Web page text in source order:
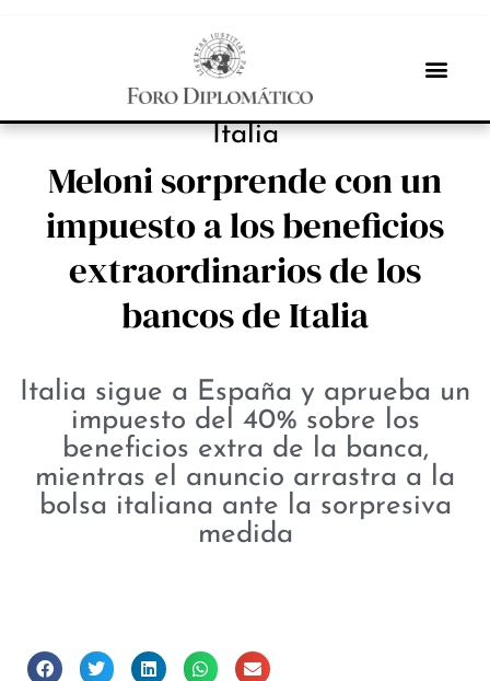
NOTICIAS
Italia
Meloni sorprende con un
impuesto a los beneficios
extraordinarios de los
bancos de Italia
Italia sigue a España y aprueba un
impuesto del 40% sobre los
beneficios extra de la banca,
mientras el anuncio arrastra a la
bolsa italiana ante la sorpresiva
medida